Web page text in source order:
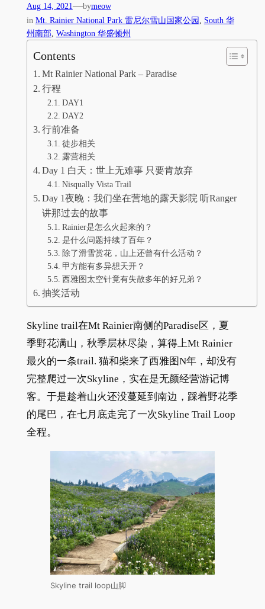
Aug 14, 2021—bymeow
in Mt. Rainier National Park 雷尼尔雪山国家公园
South 华
州南部, Washington 华盛顿州
Contents
Mt Rainier National Park – Paradise
行程
DAY1
DAY2
行前准备
徒步相关
露营相关
Day 1 白天：世上无难事 只要肯放弃
Nisqually Vista Trail
Day 1夜晚：我们坐在营地的露天影院 听Ranger
讲那过去的故事
Rainier是怎么火起来的？
是什么问题持续了百年？
除了滑雪赏花，山上还曾有什么活动？
甲方能有多异想天开？
西雅图太空针竟有失散多年的好兄弟？
抽奖活动
Skyline trail在Mt Rainier南侧的Paradise区，夏
季野花满山，秋季层林尽染，算得上Mt Rainier
最火的一条trail. 猫和柴来了西雅图N年，却没有
完整爬过一次Skyline，实在是无颜经营游记博
客。于是趁着山火还没蔓延到南边，踩着野花季
的尾巴，在七月底走完了一次Skyline Trail Loop
全程。
Skyline trail loop山脚